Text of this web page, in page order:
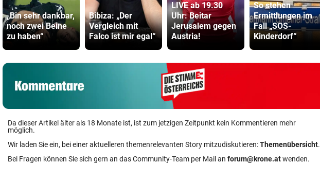
„Bin sehr dankbar,
noch zwei Beine
zu haben“
Bibiza: „Der
Vergleich mit
Falco ist mir egal“
LIVE ab 19.30
Uhr: Beitar
Jerusalem gegen
Austria!
So stehen
Ermittlungen im
Fall „SOS-
Kinderdorf“
Da dieser Artikel älter als 18 Monate ist, ist zum jetzigen Zeitpunkt kein Kommentieren mehr
möglich.
Wir laden Sie ein, bei einer aktuelleren themenrelevanten Story mitzudiskutieren:Themenübersicht.
Bei Fragen können Sie sich gern an das Community-Team per Mail an forum@krone.atwenden.